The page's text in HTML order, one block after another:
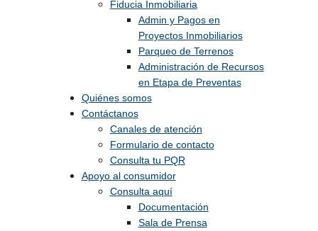
Fiducia Inmobiliaria
Admin y Pagos en
Proyectos Inmobiliarios
Parqueo de Terrenos
Administración de Recursos
en Etapa de Preventas
Quiénes somos
Contáctanos
Canales de atención
Formulario de contacto
Consulta tu PQR
Apoyo al consumidor
Consulta aquí
Documentación
Sala de Prensa